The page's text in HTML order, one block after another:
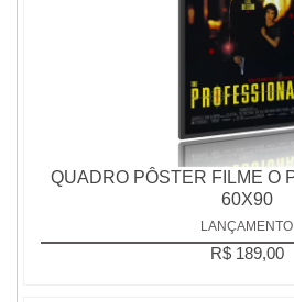
QUADRO PÔSTER FILME O
60X90
LANÇAMENTO
R$ 189,00